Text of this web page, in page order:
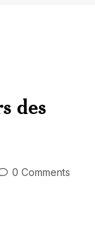
des
0 Comments